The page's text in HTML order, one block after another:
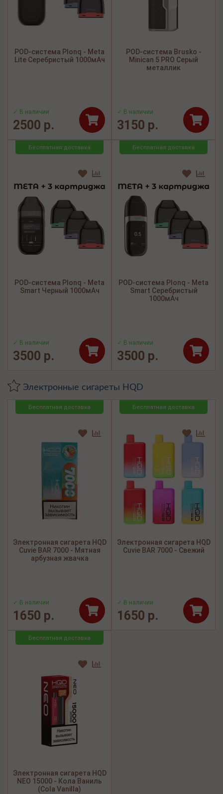
POD-система Plonq - Meta
Lite Серебристый 1000мАч
✓ В наличии
2500 р.
POD-система Brusko -
Minican 5 PRO Серый
металлик
✓ В наличии
3150 р.
Бесплатная доставка
POD-система Plonq - Meta
Smart Черный 1000мАч
✓ В наличии
3500 р.
Бесплатная доставка
POD-система Plonq - Meta
Smart Серебристый
1000мАч
✓ В наличии
3500 р.
Электронные сигареты HQD
Бесплатная доставка
Электронная сигарета HQD
Cuvie BAR 7000 - Мятная
арбузная жвачка
✓ В наличии
1650 р.
Бесплатная доставка
Электронная сигарета HQD
Cuvie BAR 7000 - Свежий
✓ В наличии
1650 р.
Бесплатная доставка
Электронная сигарета HQD
NEO 15000 - Кола Ваниль
(Cola Vanilla)